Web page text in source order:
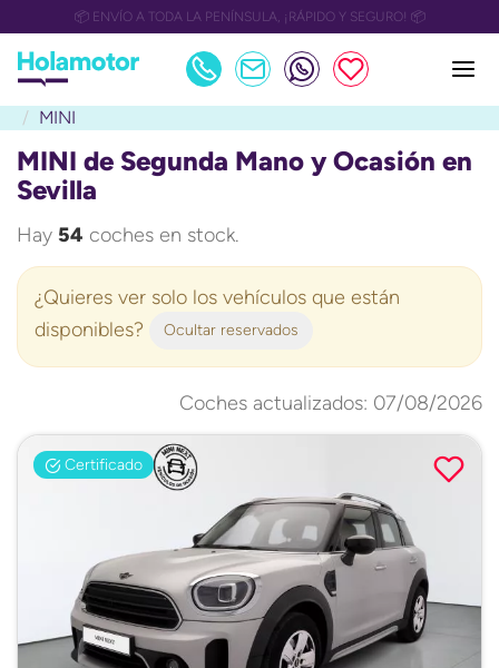
📅 OULET Grupo Safamotor hasta 15.000€ descuento📅
MINI
MINI de Segunda Mano y Ocasión en
Sevilla
Hay 54 coches en stock.
¿Quieres ver solo los vehículos que están
disponibles?
Ocultar reservados
Coches actualizados: 07/08/2026
Certificado